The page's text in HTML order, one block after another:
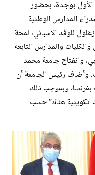
بوجدة، بحضور
المدارس الوطنية.
للوفد الاسباني، لمحة
والمدارس التابعة
وانفتاح جامعة محمد
وأضاف رئيس الجامعة أن
وبموجب ذلك
تكوينية هناك” حسب